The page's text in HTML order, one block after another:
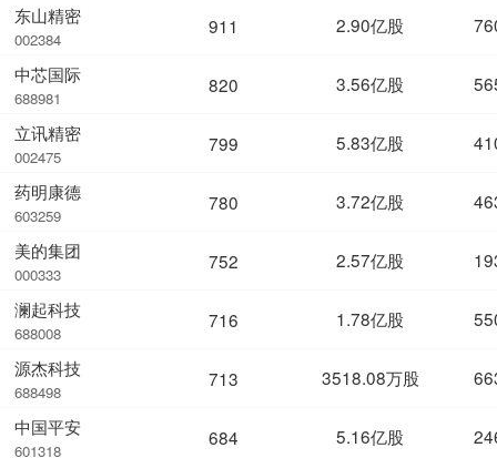
东山精密
002384
中芯国际
688981
立讯精密
002475
药明康德
603259
美的集团
000333
澜起科技
688008
源杰科技
688498
中国平安
601318
911 2.90亿股
820 3.56亿股
799 5.83亿股
780 3.72亿股
752 2.57亿股
716 1.78亿股
713 3518.08万股
684 5.16亿股